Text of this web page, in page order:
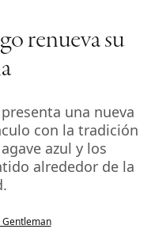
renueva su
una nueva
con la tradición
azul y los
alrededor de la
Gentleman